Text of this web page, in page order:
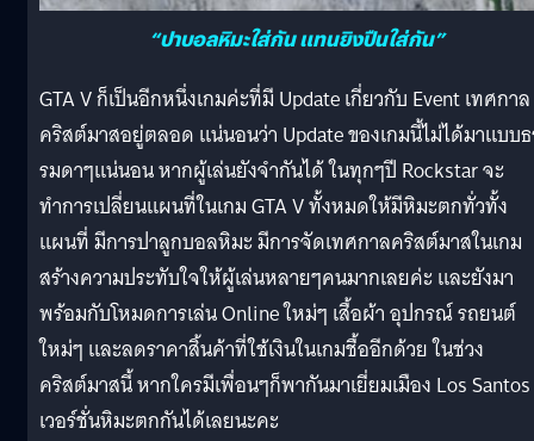
“ปาบอลหิมะใส่กัน แทนยิงปืนใส่กัน”
GTA V ก็เป็นอีกหนึ่งเกมค่ะที่มี Update เกี่ยวกับ Event เทศกาล
คริสต์มาสอยู่ตลอด แน่นอนว่า Update ของเกมนี้ไม่ได้มาแบบ
รมดาๆแน่นอน หากผู้เล่นยังจำกันได้ ในทุกๆปี Rockstar จะ
ทำการเปลี่ยนแผนที่ในเกม GTA V ทั้งหมดให้มีหิมะตกทั่วทั้ง
แผนที่ มีการปาลูกบอลหิมะ มีการจัดเทศกาลคริสต์มาสในเกม
สร้างความประทับใจให้ผู้เล่นหลายๆคนมากเลยค่ะ และยังมา
พร้อมกับโหมดการเล่น Online ใหม่ๆ เสื้อผ้า อุปกรณ์ รถยนต์
ใหม่ๆ และลดราคาสิ้นค้าที่ใช้เงินในเกมชื้ออีกด้วย ในช่วง
คริสต์มาสนี้ หากใครมีเพื่อนๆก็พากันมาเยี่ยมเมือง Los Santos
เวอร์ชั่นหิมะตกกันได้เลยนะคะ